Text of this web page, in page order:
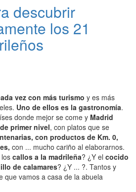
descubrir
los 21
vez con más turismo y es más
Uno de ellos es la gastronomía.
donde mejor se come y Madrid
primer nivel, con platos que se
con productos de Km. 0,
con ... mucho cariño al elaborarnos.
callos a la madrileña? ¿Y el cocido
de calamares? ¿Y ... ?. Tantos y
que vamos a casa de la abuela